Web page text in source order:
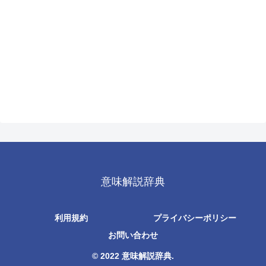
意味解説辞典
利用規約
プライバシーポリシー
お問い合わせ
© 2022 意味解説辞典.